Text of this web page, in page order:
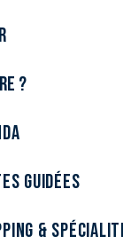
?
guidées
&